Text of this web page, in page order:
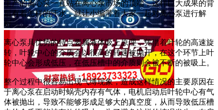
生产的离心泵一直站在离心泵市场的顶端，这样巨大成果的背
后有着怎样的汗水，就让小编带着大家一起对离心泵进行解
析。
离心泵具优势的特点要属液体吸上原理，凭借着叶轮的高速旋
转，叶轮中心的介质会以很高的转速被抛开，在这个环节上叶
轮中心会形成低压，在低压槽中的介质则会被不断的被吸上。
整个过程中很容易出现气缚现象，造成这样情况的主要原因在
于离心泵在启动时蜗壳内存有气体，电机启动后叶轮中心有气
体被抛出，导致不能够形成足够大的真空度，从而导致低压槽